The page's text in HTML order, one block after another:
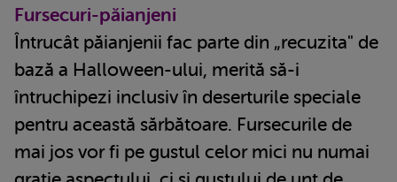
Fursecuri-păianjeni
Întrucât păianjenii fac parte din „recuzita" de
bază a Halloween-ului, merită să-i
întruchipezi inclusiv în deserturile speciale
pentru această sărbătoare. Fursecurile de
mai jos vor fi pe gustul celor mici nu numai